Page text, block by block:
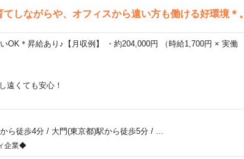
しながらや、オフィスから遠い方も働ける好環境＊。
OK＊昇給あり♪【月収例】 ・約204,000円 （時給1,700円 × 実働
くても安心！
ら徒歩4分/ 大門(東京都)駅から徒歩5分/
企業◆